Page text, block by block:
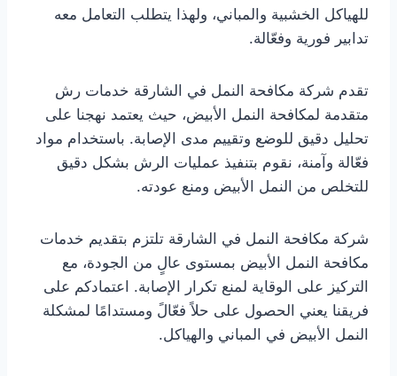
للهياكل الخشبية والمباني، ولهذا يتطلب التعامل معه
تدابير فورية وفعّالة.
تقدم شركة مكافحة النمل في الشارقة خدمات رش
متقدمة لمكافحة النمل الأبيض، حيث يعتمد نهجنا على
تحليل دقيق للوضع وتقييم مدى الإصابة. باستخدام مواد
فعّالة وآمنة، نقوم بتنفيذ عمليات الرش بشكل دقيق
للتخلص من النمل الأبيض ومنع عودته.
شركة مكافحة النمل في الشارقة تلتزم بتقديم خدمات
مكافحة النمل الأبيض بمستوى عالٍ من الجودة، مع
التركيز على الوقاية لمنع تكرار الإصابة. اعتمادكم على
فريقنا يعني الحصول على حلاً فعّالً ومستدامًا لمشكلة
النمل الأبيض في المباني والهياكل.